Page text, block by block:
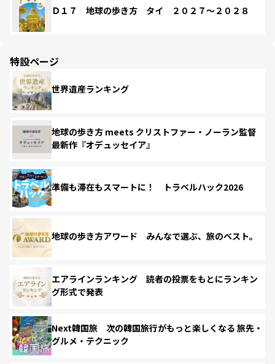
Ｄ１７ 地球の歩き方 タイ ２０２７～２０２８
特設ページ
世界遺産ランキング
地球の歩き方 meets クリストファー・ノーラン監督
最新作『オデュッセイア』
準備も滞在もスマートに！ トラベルハック2026
地球の歩き方アワード みんなで選ぶ、旅のベスト。
エアラインランキング 読者の投票をもとにランキン
グ形式で発表
Next韓国旅 次の韓国旅行がもっと楽しくなる 旅先・
グルメ・テクニック